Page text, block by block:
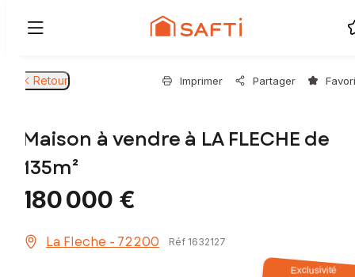
Retour Imprimer Partager
Maison à vendre à LA FLECHE de
135m²
180 000 €
La Fleche - 72200 Réf 1632127
Exclusivité